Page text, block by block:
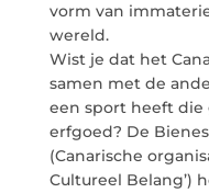
vorm van
wereld.
Wist je dat het
samen met de
een sport heeft die
erfgoed? De
(Canarische
Cultureel Belang’)